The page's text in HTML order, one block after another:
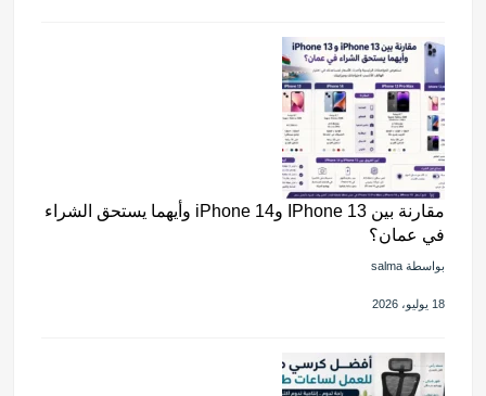
مقارنة بين IPhone 13 وiPhone 14 وأيهما يستحق الشراء
في عمان؟
بواسطة salma
18 يوليو، 2026